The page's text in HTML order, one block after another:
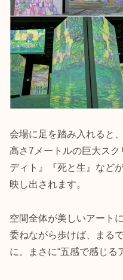
会場に足を踏み入れると
高さ7メートルの巨大ス
ディト』『死と生』など
映し出されます。
空間全体が美しいアート
委ねながら歩けば、まる
に。まさに“五感で感じる